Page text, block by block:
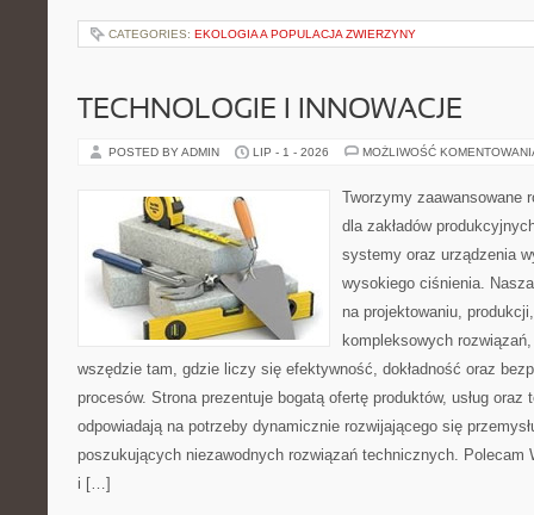
CATEGORIES: EKOLOGIA A POPULACJA ZWIERZYNY
TECHNOLOGIE I INNOWACJE
POSTED BY ADMIN LIP - 1 - 2026 MOŻLIWOŚĆ
Tworzymy zaawansowane
dla zakładów
systemy oraz urządzenia
wysokiego ciśnienia.
na projektowaniu,
kompleksowych
wszędzie tam, gdzie liczy się efektywność, dokładność oraz
procesów. Strona prezentuje bogatą ofertę produktów, usług oraz
odpowiadają na potrzeby dynamicznie rozwijającego się
poszukujących niezawodnych rozwiązań technicznych. Polecam
i […]